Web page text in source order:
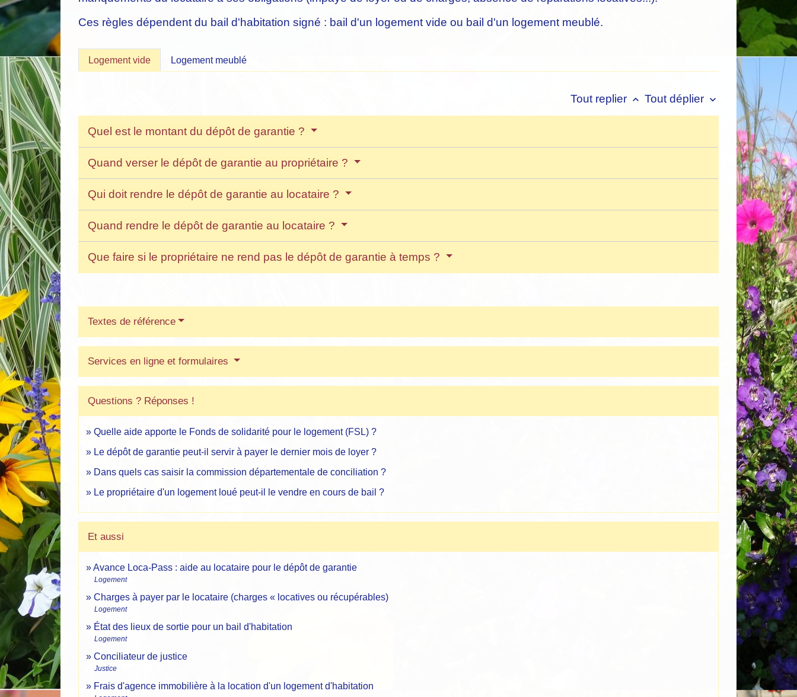
Ces règles dépendent du bail d'habitation signé : bail d'un logement vide ou bail d'un logement meublé.
Logement vide Logement meublé
Tout replier keyboard_arrow_up Tout déplier keyboard_arrow_down
Quel est le montant du dépôt de garantie ?
Quand verser le dépôt de garantie au propriétaire ?
Qui doit rendre le dépôt de garantie au locataire ?
Quand rendre le dépôt de garantie au locataire ?
Que faire si le propriétaire ne rend pas le dépôt de garantie à temps ?
Textes de référence
Services en ligne et formulaires
Questions ? Réponses !
Quelle aide apporte le Fonds de solidarité pour le logement (FSL) ?
Le dépôt de garantie peut-il servir à payer le dernier mois de loyer ?
Dans quels cas saisir la commission départementale de conciliation ?
Le propriétaire d'un logement loué peut-il le vendre en cours de bail ?
Et aussi
Avance Loca-Pass : aide au locataire pour le dépôt de garantie
Logement
Charges à payer par le locataire (charges « locatives ou récupérables)
Logement
État des lieux de sortie pour un bail d'habitation
Logement
Conciliateur de justice
Justice
Frais d'agence immobilière à la location d'un logement d'habitation